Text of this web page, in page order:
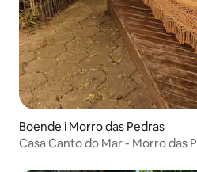
Boende i Morro das Pedras
Casa Canto do Mar - Morro das